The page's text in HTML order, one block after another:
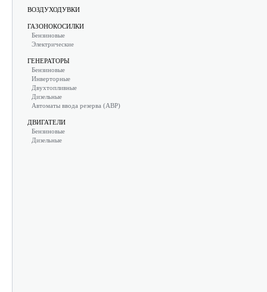
ВОЗДУХОДУВКИ
ГАЗОНОКОСИЛКИ
Бензиновые
Электрические
ГЕНЕРАТОРЫ
Бензиновые
Инверторные
Двухтопливные
Дизельные
Автоматы ввода резерва (АВР)
ДВИГАТЕЛИ
Бензиновые
Дизельные